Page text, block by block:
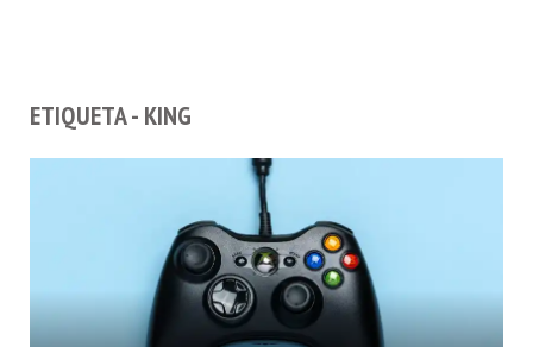
ETIQUETA - KING